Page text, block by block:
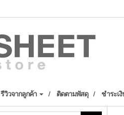
รีวิวจากลูกค้า ติดตามพัสดุ ชำระเ